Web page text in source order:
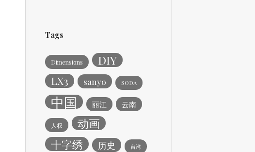
Tags
Dimensions DIY
LX3 sanyo SODA
中国 丽江 云南
人权 动画
十字绣 历史 台湾